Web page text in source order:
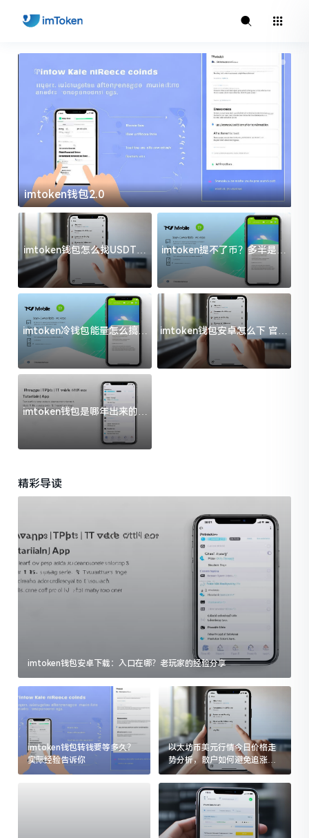
imtoken钱包2.0
imtoken钱包怎么找USDT地
址？三步搞定不踩坑
imtoken提不了币？多半是这
几件事没处理好
imtoken冷钱包能量怎么搞？
过来人告诉你门道
imtoken钱包安卓怎么下 官方
渠道避坑指南
imtoken钱包是哪年出来的？
一文给你说清楚
精彩导读
imtoken钱包安卓下载：入口在哪？老玩家的经验分享
imtoken钱包转钱要等多久？
实际经验告诉你
以太坊币美元行情今日价格走
势分析，散户如何避免追涨杀
跌被套牢